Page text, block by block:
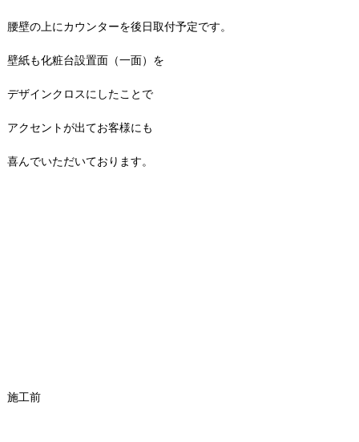
腰壁の上にカウンターを後日取付予定です。
壁紙も化粧台設置面（一面）を
デザインクロスにしたことで
アクセントが出てお客様にも
喜んでいただいております。
施工前